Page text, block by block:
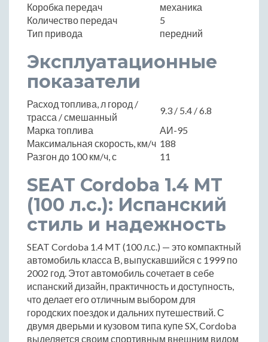
Коробка передач
механика
Количество передач
5
Тип привода
передний
Эксплуатационные
показатели
Расход топлива, л город /
трасса / смешанный
9.3 / 5.4 / 6.8
Марка топлива
АИ-95
Максимальная скорость, км/ч 188
Разгон до 100 км/ч, с
11
SEAT Cordoba 1.4 MT
(100 л.с.): Испанский
стиль и надежность
SEAT Cordoba 1.4 MT (100 л.с.) — это компактный
автомобиль класса B, выпускавшийся с 1999 по
2002 год. Этот автомобиль сочетает в себе
испанский дизайн, практичность и доступность,
что делает его отличным выбором для
городских поездок и дальних путешествий. С
двумя дверьми и кузовом типа купе SX, Cordoba
выделяется своим спортивным внешним видом